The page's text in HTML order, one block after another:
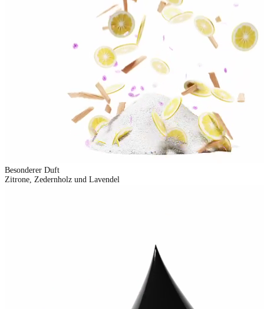
Besonderer Duft
Zitrone, Zedernholz und Lavendel